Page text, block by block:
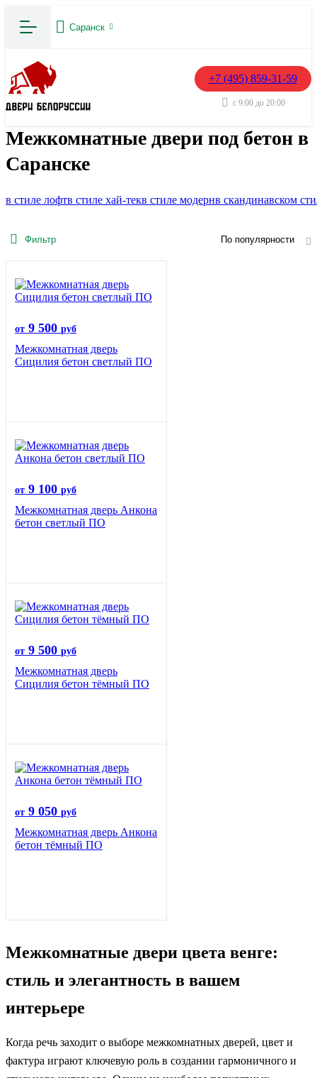
Саранск
+7 (495) 859-31-59
с 9:00 до 20:00
Межкомнатные двери под бетон в
Саранске
в стиле лофтв стиле хай-текв стиле модернв скандинавском
Фильтр По популярности
от 9 500 руб
Межкомнатная дверь
Сицилия бетон светлый ПО
от 9 100 руб
Межкомнатная дверь Анкона
бетон светлый ПО
от 9 500 руб
Межкомнатная дверь
Сицилия бетон тёмный ПО
от 9 050 руб
Межкомнатная дверь Анкона
бетон тёмный ПО
Межкомнатные двери цвета венге:
стиль и элегантность в вашем
интерьере
Когда речь заходит о выборе межкомнатных дверей, цвет и
фактура играют ключевую роль в создании гармоничного и